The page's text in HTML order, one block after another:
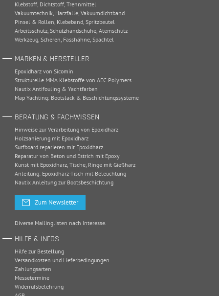
Klebstoff, Dichtstoff, Trennmittel
Vakuumtechnik, Harzfalle, Vakuumdichtband
Pinsel & Rollen, Klebeband, Spritzbeutel
Arbeitsschutz, Schutzhandschuhe, Atemschutz
Werkzeug, Scheren, Fasshähne, Spachtel
MARKEN & HERSTELLER
Epoxidharz von Sicomin
Strukturelle MMA Klebstoffe von AEC Polymers
Nautix Antifouling & Yachtfarben
Map Yachting: Bootslack & Beschichtungssysteme
BERATUNG & FACHWISSEN
Hinweise zur Verarbeitung von Epoxidharz
Holzsanierung mit Epoxidharz
Surfboard reparieren mit Epoxidharz
Reparatur von Beton und Estrich mit Epoxy
Kunst mit Epoxidharz, Tische, Ringe mit Gießharz
Anleitung: Epoxidharz-Tisch mit Beleuchtung
Nautix Anleitung zur Bootsbeschichtung
Zum Newsletter
Diverse Mailinglisten nach Interesse.
HILFE & INFOS
Hilfe zur Bestellung
Versandkosten und Lieferbedingungen
Zahlungsarten
Messetermine
Widerrufsbelehrung